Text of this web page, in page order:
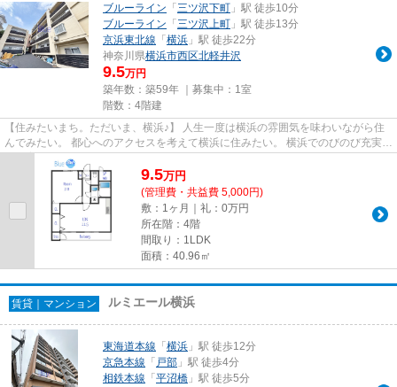
ブルーライン 「 三ツ沢下町 」駅 徒歩10分
ブルーライン 「 三ツ沢上町 」駅 徒歩13分
京浜東北線 「 横浜 」駅 徒歩22分
神奈川県横浜市西区北軽井沢
9.5万円
築年数：築59年 ｜募集中： 1室
階数：4階建
【住みたいまち。ただいま、横浜♪】 人生一度は横浜の雰囲気を味わいながら住
んでみたい。 都心へのアクセスを考えて横浜に住みたい。 横浜でのびのび充実し
た子育てをしたい。 Blueは...
9.5万円
(管理費・共益費 5,000円)
敷：1ヶ月｜礼：0万円
所在階：4階
間取り：1LDK
面積：40.96㎡
賃貸｜マンション ルミエール横浜
東海道本線 「 横浜 」駅 徒歩12分
京急本線 「 戸部 」駅 徒歩4分
相鉄本線 「 平沼橋 」駅 徒歩5分